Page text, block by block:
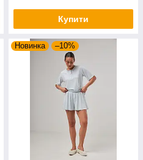
Купити
Новинка –10%